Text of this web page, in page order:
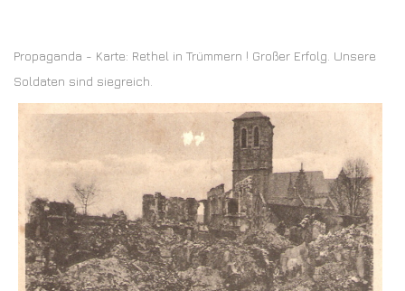
Propaganda - Karte: Rethel in Trümmern ! Großer Erfolg. Unsere
Soldaten sind siegreich.